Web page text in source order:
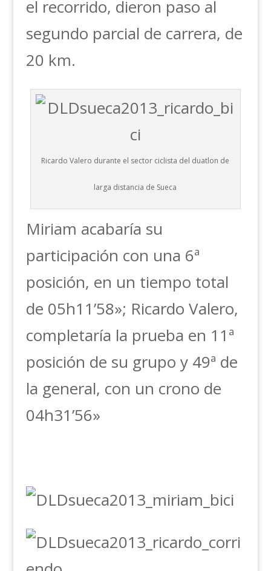
el recorrido, dieron paso al
segundo parcial de carrera, de
20 km.
Ricardo Valero durante el sector ciclista del duatlon de
larga distancia de Sueca
Miriam acabaría su
participación con una 6ª
posición, en un tiempo total
de 05h11’58»; Ricardo Valero,
completaría la prueba en 11ª
posición de su grupo y 49ª de
la general, con un crono de
04h31’56»